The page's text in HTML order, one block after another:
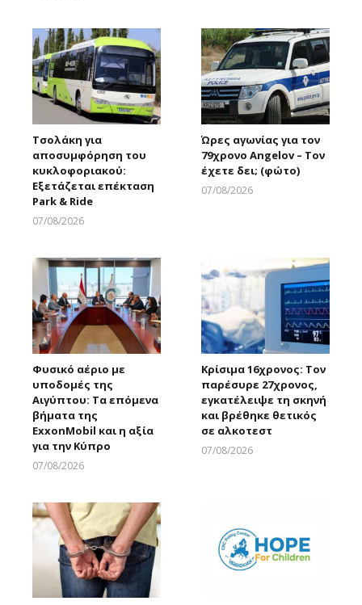
Τσολάκη για
αποσυμφόρηση του
κυκλοφοριακού:
Εξετάζεται επέκταση
Park & Ride
07/08/2026
Ώρες αγωνίας για τον
79χρονο Angelov – Τον
έχετε δει; (φώτο)
07/08/2026
Φυσικό αέριο με
υποδομές της
Αιγύπτου: Τα επόμενα
βήματα της
ExxonMobil και η αξία
για την Κύπρο
07/08/2026
Κρίσιμα 16χρονος: Τον
παρέσυρε 27χρονος,
εγκατέλειψε τη σκηνή
και βρέθηκε θετικός
σε αλκοτεστ
07/08/2026